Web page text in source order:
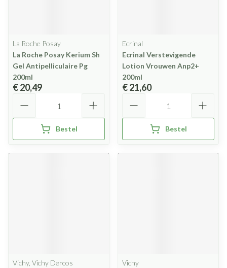
La Roche Posay
La Roche Posay Kerium Sh
Gel Antipelliculaire Pg
200ml
€ 20,49
Bestel
Ecrinal
Ecrinal Verstevigende
Lotion Vrouwen Anp2+
200ml
€ 21,60
Bestel
Vichy, Vichy Dercos
Vichy